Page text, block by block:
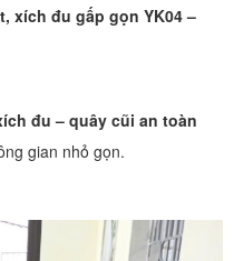
xích đu gấp gọn YK04 –
đu – quây cũi an toàn
gian nhỏ gọn.